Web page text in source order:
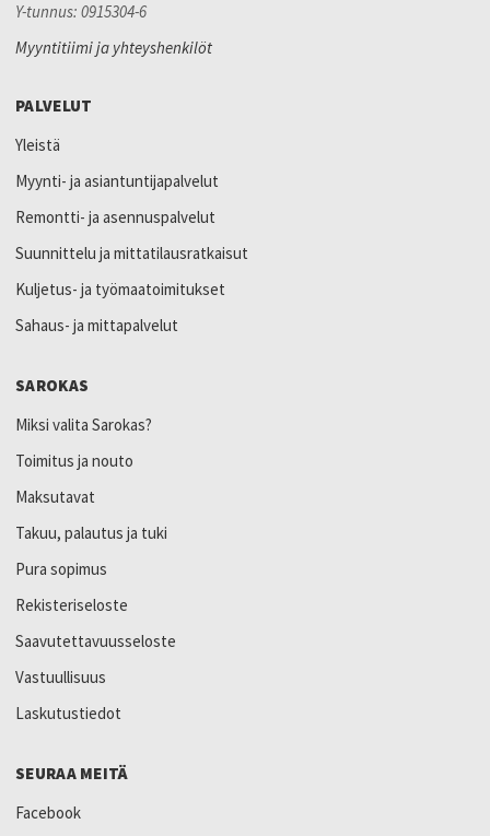
Y-tunnus: 0915304-6
Myyntitiimi ja yhteyshenkilöt
PALVELUT
Yleistä
Myynti- ja asiantuntijapalvelut
Remontti- ja asennuspalvelut
Suunnittelu ja mittatilausratkaisut
Kuljetus- ja työmaatoimitukset
Sahaus- ja mittapalvelut
SAROKAS
Miksi valita Sarokas?
Toimitus ja nouto
Maksutavat
Takuu, palautus ja tuki
Pura sopimus
Rekisteriseloste
Saavutettavuusseloste
Vastuullisuus
Laskutustiedot
SEURAA MEITÄ
Facebook